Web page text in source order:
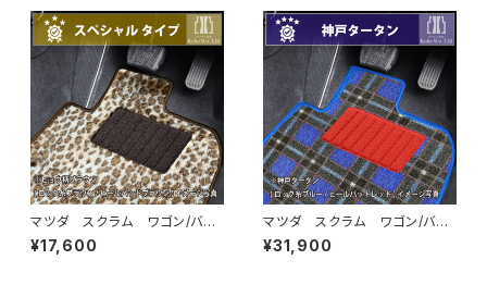
マツダ スクラム ワゴン/バ
ン H17/9〜 DG系 フロア
マット一式 カーマット スペシ
¥17,600
マツダ スクラム ワゴン/バ
ン H17/9〜 DG系 フロア
マット一式 カーマット 神戸タ
¥31,900